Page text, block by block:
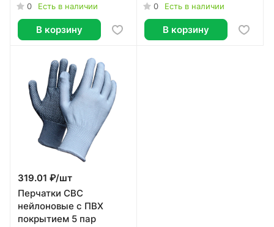
0 Есть в наличии
В корзину
0 Есть в наличии
В корзину
319.01 ₽/шт
Перчатки СВС
нейлоновые с ПВХ
покрытием 5 пар